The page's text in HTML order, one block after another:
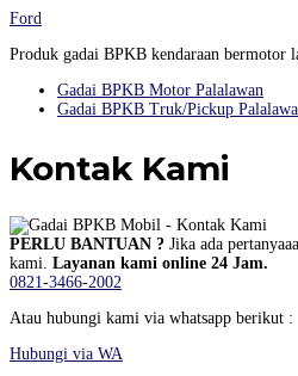
Ford
Produk gadai BPKB kendaraan bermotor
Gadai BPKB Motor Palalawan
Gadai BPKB Truk/Pickup
Kontak Kami
PERLU BANTUAN ? Jika ada
kami. Layanan kami online 24 Jam.
0821-3466-2002
Atau hubungi kami via whatsapp berikut :
Hubungi via WA